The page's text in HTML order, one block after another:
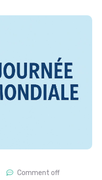
Comment off